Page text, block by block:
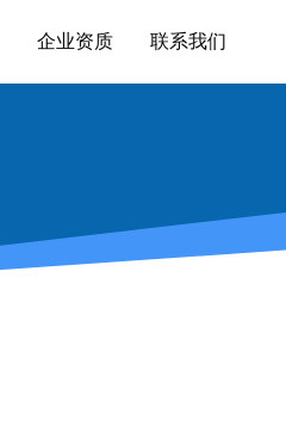
企业资质 联系我们